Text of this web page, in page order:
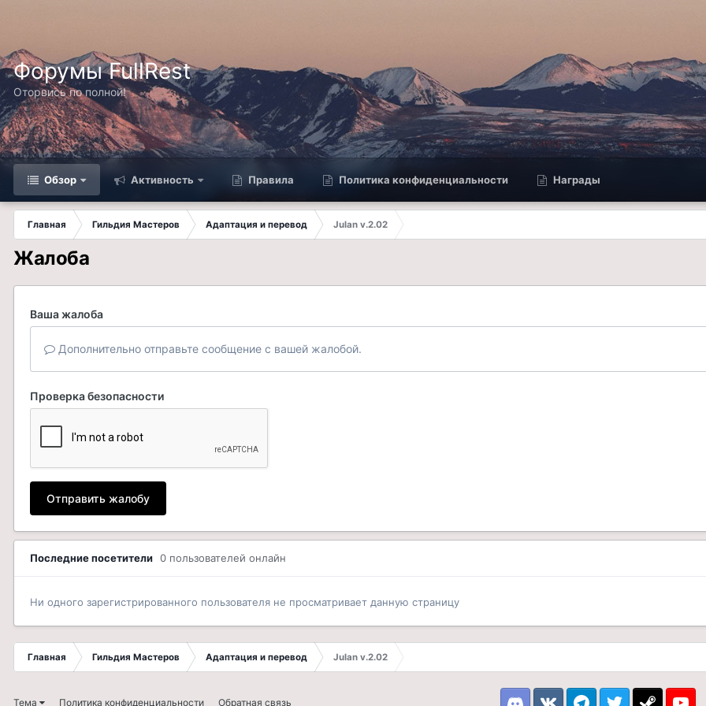
Форумы FullRest
Оторвись по полной!
Обзор Активность Правила Политика конфиденциальности Награды
Главная Гильдия Мастеров Адаптация и перевод
Julan v.2.02
Жалоба
Ваша жалоба
Дополнительно отправьте сообщение с вашей жалобой.
Проверка безопасности
Отправить жалобу
Последние посетители 0 пользователей онлайн
Ни одного зарегистрированного пользователя не просматривает данную страницу
Главная Гильдия Мастеров Адаптация и перевод Julan v.2.02
Тема Политика конфиденциальности Обратная связь